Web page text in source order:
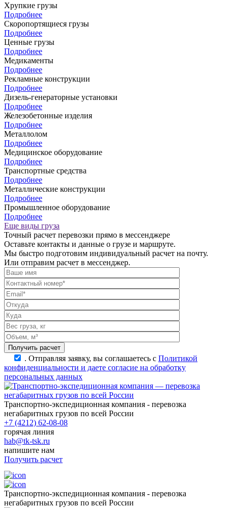
Хрупкие грузы
Подробнее
Скоропортящиеся грузы
Подробнее
Ценные грузы
Подробнее
Медикаменты
Подробнее
Рекламные конструкции
Подробнее
Дизель-генераторные установки
Подробнее
Железобетонные изделия
Подробнее
Металлолом
Подробнее
Медицинское оборудование
Подробнее
Транспортные средства
Подробнее
Металлические конструкции
Подробнее
Промышленное оборудование
Подробнее
Еще виды груза
Точный расчет перевозки прямо в мессенджере
Оставьте контакты и данные о грузе и маршруте.
Мы быстро подготовим индивидуальный расчет на почту.
Или отправим расчет в мессенджер.
. Отправляя заявку, вы соглашаетесь с Политикой
конфиденциальности и даете согласие на обработку
персональных данных
Транспортно-экспедиционная компания - перевозка
негабаритных грузов по всей России
+7 (4212) 62-08-08
горячая линия
hab@tk-tsk.ru
напишите нам
Получить расчет
Транспортно-экспедиционная компания - перевозка
негабаритных грузов по всей России